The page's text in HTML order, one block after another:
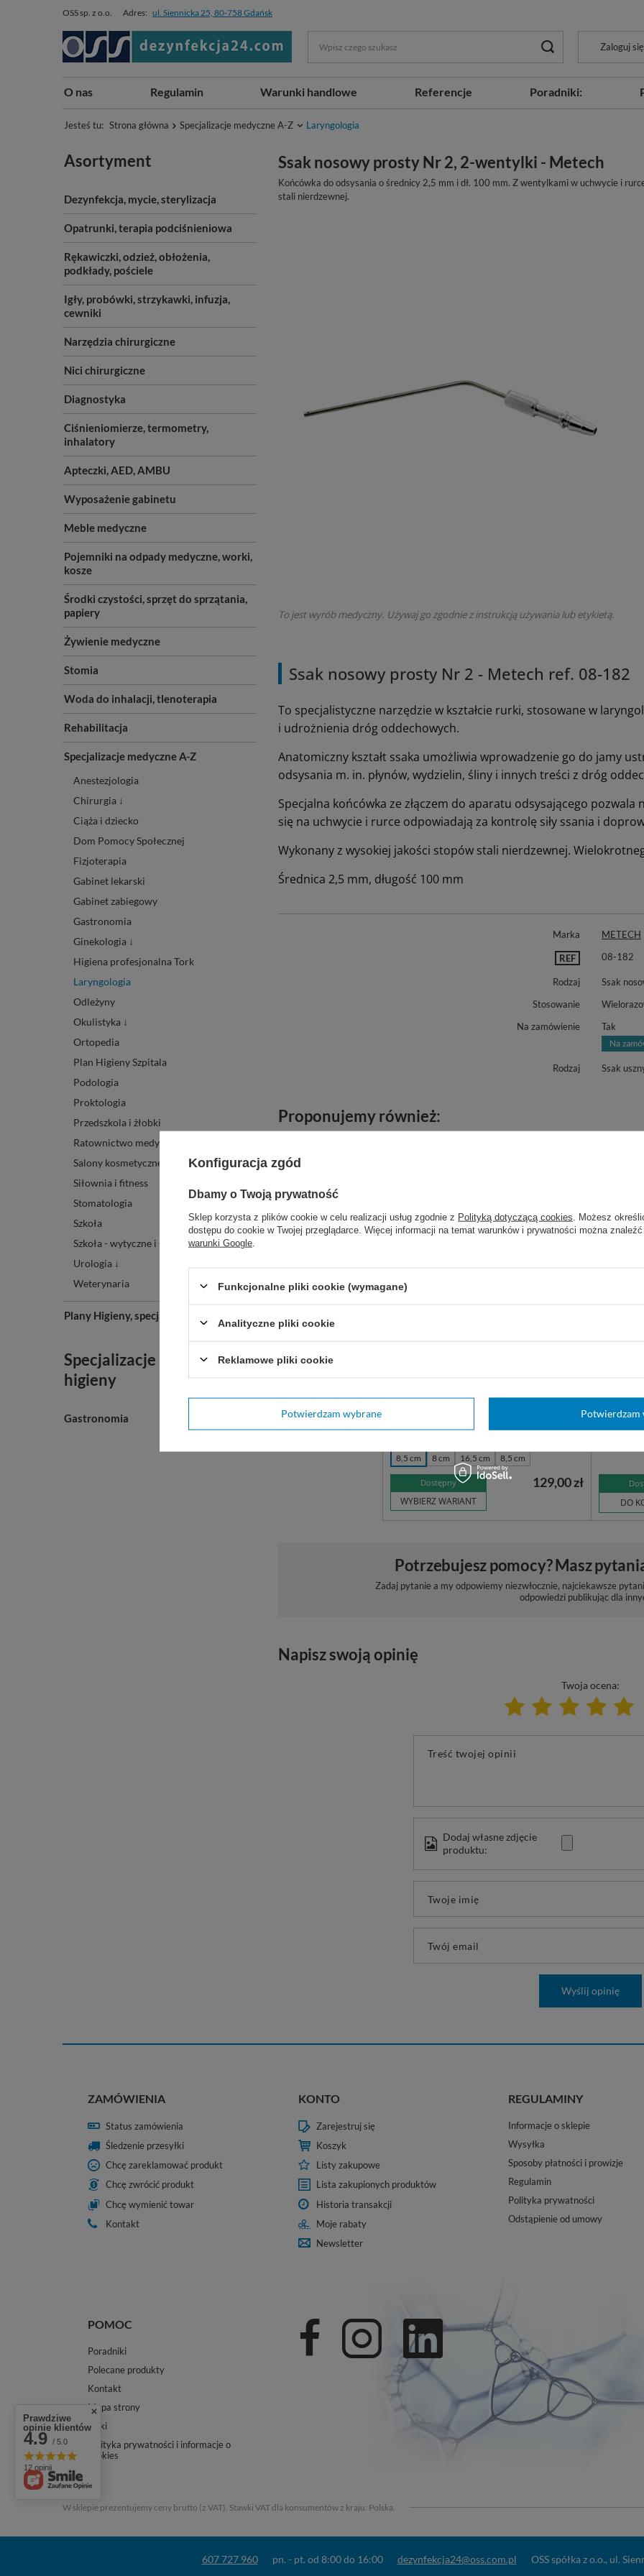
OSS sp. z o.o. Adres: ul. Siennicka 25, 80-758 Gdańsk
Zaloguj się
O nas Regulamin Warunki handlowe Referencje Poradniki:
Jesteś tu: Strona główna Specjalizacje medyczne A-Z Laryngologia
Asortyment
Dezynfekcja, mycie, sterylizacja
Opatrunki, terapia podciśnieniowa
Rękawiczki, odzież, obłożenia,
podkłady, pościele
Igły, probówki, strzykawki, infuzja,
cewniki
Narzędzia chirurgiczne
Nici chirurgiczne
Diagnostyka
Ciśnieniomierze, termometry,
inhalatory
Apteczki, AED, AMBU
Wyposażenie gabinetu
Meble medyczne
Pojemniki na odpady medyczne, worki,
kosze
Środki czystości, sprzęt do sprzątania,
papiery
Żywienie medyczne
Stomia
Woda do inhalacji, tlenoterapia
Rehabilitacja
Specjalizacje medyczne A-Z
Anestezjologia
Chirurgia ↓
Ciąża i dziecko
Dom Pomocy Społecznej
Fizjoterapia
Gabinet lekarski
Gabinet zabiegowy
Gastronomia
Ginekologia ↓
Higiena profesjonalna Tork
Laryngologia
Odleżyny
Okulistyka ↓
Ortopedia
Plan Higieny Szpitala
Podologia
Proktologia
Przedszkola i żłobki
Ratownictwo medyczne ↓
Salony kosmetyczne
Siłownia i fitness
Stomatologia
Szkoła
Szkoła - wytyczne i środki
Urologia ↓
Weterynaria
Plany Higieny, specjalizacje
Specjalizacje i plany
higieny
Gastronomia
Ssak nosowy prosty Nr 2, 2-wentylki - Metech
Końcówka do odsysania o średnicy 2,5 mm i dł. 100 mm. Z wentylkami w uchwycie i
stali nierdzewnej.
To jest wyrób medyczny. Używaj go zgodnie z instrukcją używania lub etykietą.
Ssak nosowy prosty Nr 2 - Metech ref. 08-182
To specjalistyczne narzędzie w kształcie rurki, stosowane w
i udrożnienia dróg oddechowych.
Anatomiczny kształt ssaka umożliwia wprowadzenie go do jamy
odsysania m. in. płynów, wydzielin, śliny i innych treści z dróg
Specjalna końcówka ze złączem do aparatu odsysającego pozwala
się na uchwycie i rurce odpowiadają za kontrolę siły ssania i
Wykonany z wysokiej jakości stopów stali nierdzewnej.
Średnica 2,5 mm, długość 100 mm
Marka METECH
REF 08-182
Rodzaj
Ssak
Stosowanie
Na zamówienie
Tak
Rodzaj Ssak
Proponujemy również:
zabiegów związanych z usuwaniem ciał
przewodu słuchowego zewnętrznego.
8,5 cm 8 cm 16,5 cm 8,5 cm
Dostępny
WYBIERZ WARIANT
129,00 zł
użytku,
DO
Potrzebujesz pomocy? Masz
Zadaj pytanie a my odpowiemy niezwłocznie, najciekawsze
odpowiedzi publikując dla
Napisz swoją opinię
Twoja ocena:
Treść twojej opinii
Dodaj własne zdjęcie
produktu:
Twoje imię
Twój email
Wyślij opinię
ZAMÓWIENIA
Status zamówienia
Śledzenie przesyłki
Chcę zareklamować produkt
Chcę zwrócić produkt
Chcę wymienić towar
Kontakt
KONTO
Zarejestruj się
Koszyk
Listy zakupowe
Lista zakupionych produktów
Historia transakcji
Moje rabaty
Newsletter
REGULAMINY
Informacje o sklepie
Wysyłka
Sposoby płatności i prowizje
Regulamin
Polityka prywatności
Odstąpienie od umowy
POMOC
Poradniki
Polecane produkty
Kontakt
Mapa strony
Linki
Polityka prywatności i informacje o
cookies
W sklepie prezentujemy ceny brutto (z VAT). Stawki VAT dla konsumentów z kraju: Polska.
607 727 960 pn. - pt. od 8:00 do 16:00 dezynfekcja24@oss.com.pl OSS spółka z o.o., ul.
Prawdziwe
opinie klientów
4.9 / 5.0
12 opinii
Konfiguracja zgód
Dbamy o Twoją prywatność
Sklep korzysta z plików cookie w celu realizacji usług zgodnie z Polityką dotyczącą cookies . Możesz
dostępu do cookie w Twojej przeglądarce. Więcej informacji na temat warunków i prywatności można
warunki Google
Funkcjonalne pliki cookie (wymagane)
Analityczne pliki cookie
Reklamowe pliki cookie
Potwierdzam wybrane Potwierdzam